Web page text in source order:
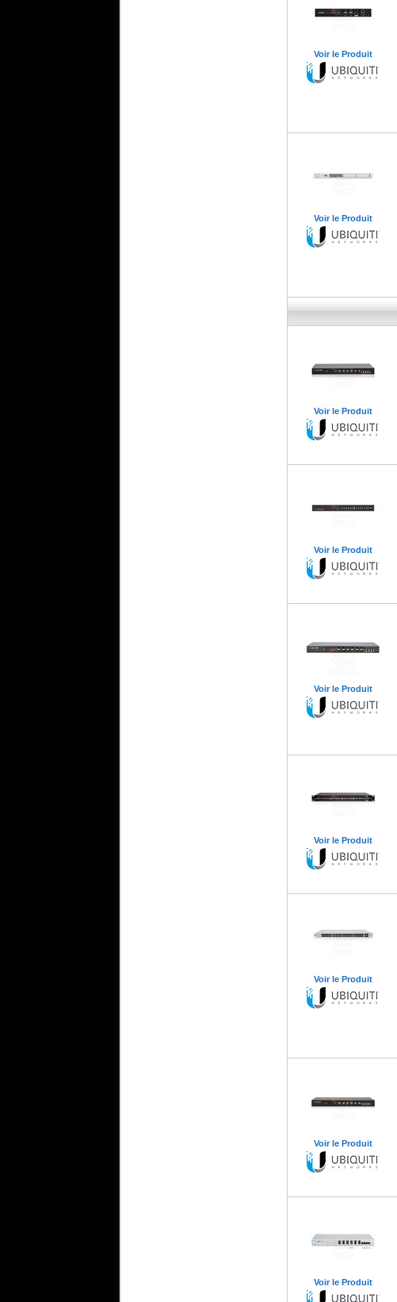
Voir le Produit
Voir le Produit
Voir le Produit
Voir le Produit
Voir le Produit
Voir le Produit
Voir le Produit
Voir le Produit
Voir le Produit